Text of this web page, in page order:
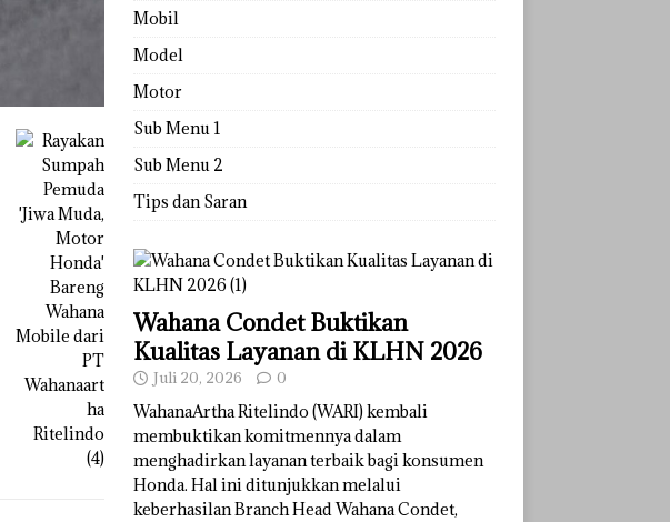
Mobil
Model
Motor
Sub Menu 1
Sub Menu 2
Tips dan Saran
Wahana Condet Buktikan
Kualitas Layanan di KLHN 2026
Juli 20, 2026 0
WahanaArtha Ritelindo (WARI) kembali
membuktikan komitmennya dalam
menghadirkan layanan terbaik bagi konsumen
Honda. Hal ini ditunjukkan melalui
keberhasilan Branch Head Wahana Condet,